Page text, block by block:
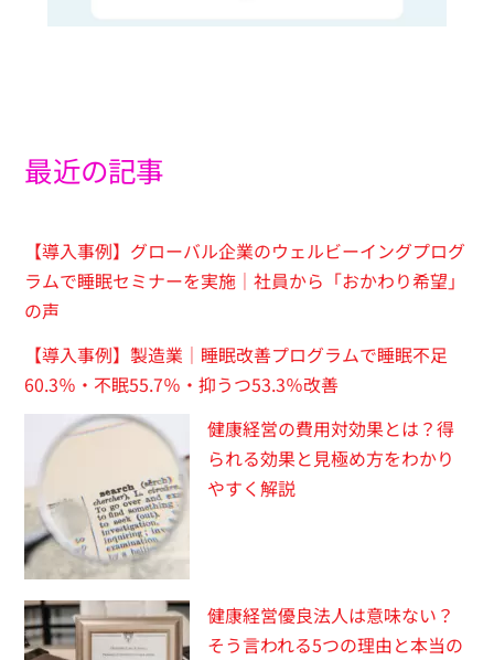
最近の記事
【導入事例】グローバル企業のウェルビーイングプログ
ラムで睡眠セミナーを実施｜社員から「おかわり希望」
の声
【導入事例】製造業｜睡眠改善プログラムで睡眠不足
60.3％・不眠55.7％・抑うつ53.3％改善
健康経営の費用対効果とは？得
られる効果と見極め方をわかり
やすく解説
健康経営優良法人は意味ない？
そう言われる5つの理由と本当の